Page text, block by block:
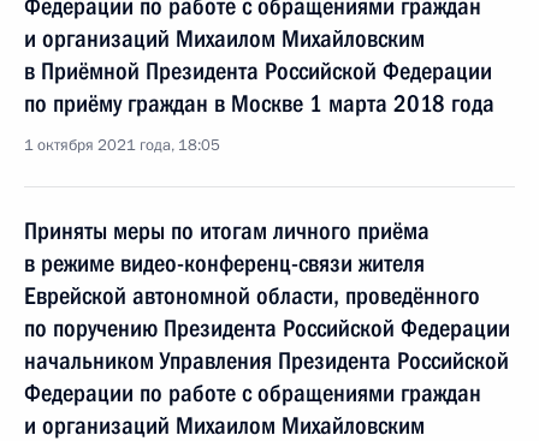
Федерации по работе с обращениями граждан
и организаций Михаилом Михайловским
в Приёмной Президента Российской Федерации
по приёму граждан в Москве 1 марта 2018 года
1 октября 2021 года, 18:05
Приняты меры по итогам личного приёма
в режиме видео-конференц-связи жителя
Еврейской автономной области, проведённого
по поручению Президента Российской Федерации
начальником Управления Президента Российской
Федерации по работе с обращениями граждан
и организаций Михаилом Михайловским